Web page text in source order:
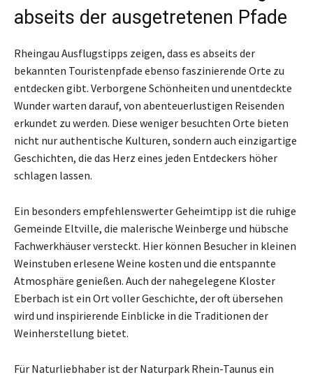
abseits der ausgetretenen Pfade
Rheingau Ausflugstipps zeigen, dass es abseits der
bekannten Touristenpfade ebenso faszinierende Orte zu
entdecken gibt. Verborgene Schönheiten und unentdeckte
Wunder warten darauf, von abenteuerlustigen Reisenden
erkundet zu werden. Diese weniger besuchten Orte bieten
nicht nur authentische Kulturen, sondern auch einzigartige
Geschichten, die das Herz eines jeden Entdeckers höher
schlagen lassen.
Ein besonders empfehlenswerter Geheimtipp ist die ruhige
Gemeinde Eltville, die malerische Weinberge und hübsche
Fachwerkhäuser versteckt. Hier können Besucher in kleinen
Weinstuben erlesene Weine kosten und die entspannte
Atmosphäre genießen. Auch der nahegelegene Kloster
Eberbach ist ein Ort voller Geschichte, der oft übersehen
wird und inspirierende Einblicke in die Traditionen der
Weinherstellung bietet.
Für Naturliebhaber ist der Naturpark Rhein-Taunus ein